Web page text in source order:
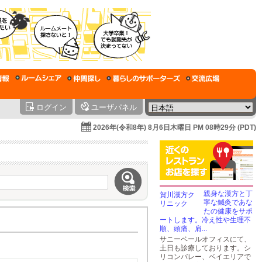
ログイン ユーザパネル
2026年(令和8年) 8月6日木曜日 PM 08時29分 (PDT)
親身な漢方と丁
寧な鍼灸であな
たの健康をサポ
ートします。冷え性や生理不
順、頭痛、肩...
サニーベールオフィスにて、
土日も診療しております。シ
リコンバレー、ベイエリアで